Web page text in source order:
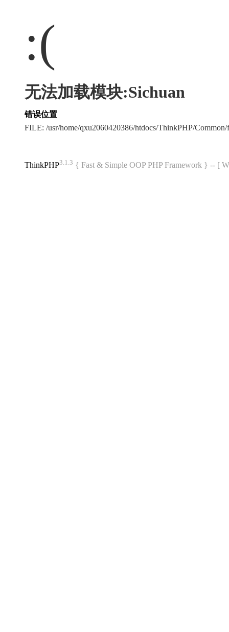
:(
无法加载模块:Sichuan
错误位置
FILE: /usr/home/qxu2060420386/htdocs/ThinkPHP/
ThinkPHP3.1.3 { Fast & Simple OOP PHP Framework } -- [